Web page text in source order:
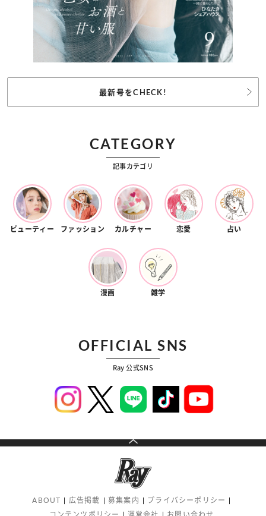
最新号をCHECK!
CATEGORY
記事カテゴリ
ビューティー ファッション カルチャー 恋愛 占い
漫画 雑学
OFFICIAL SNS
Ray 公式SNS
ABOUT 広告掲載 募集案内
プライバシーポリシー